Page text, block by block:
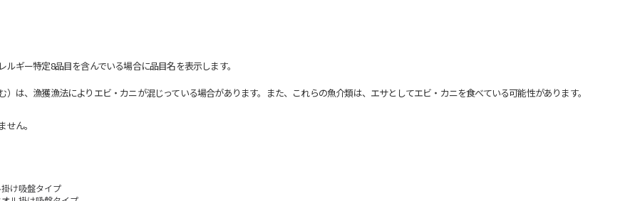
ギー特定8品目を含んでいる場合に品目名を表示します。
は、漁獲漁法によりエビ・カニが混じっている場合があります。また、これらの魚介類は、エサとしてエビ・カニを食べている可能性があります。
ん。
け吸盤タイプ